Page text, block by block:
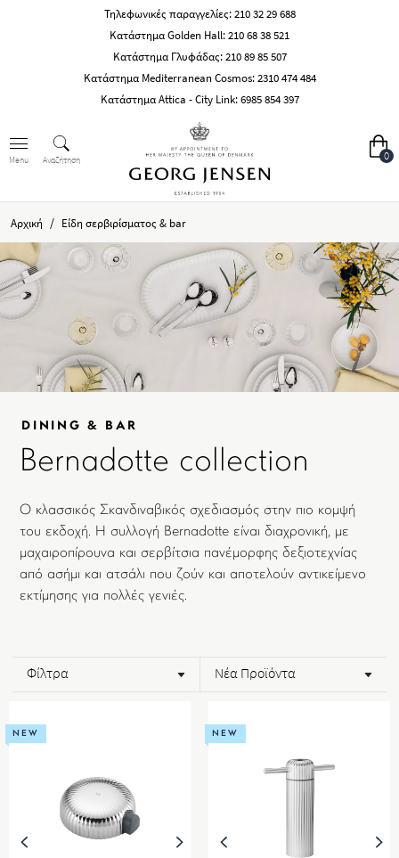
Τηλεφωνικές παραγγελίες:210 32 29 688
Κατάστημα Golden Hall:210 68 38 521
Κατάστημα Γλυφάδας:210 89 85 507
Κατάστημα Mediterranean Cosmos:2310 474 484
Κατάστημα Attica - City Link:6985 854 397
Menu Αναζήτηση 0
Αρχική / Είδη σερβιρίσματος & bar
DINING & BAR
Bernadotte collection
Ο κλασσικός Σκανδιναβικός σχεδιασμός στην πιο κομψή
του εκδοχή. Η συλλογή Bernadotte είναι διαχρονική, με
μαχαιροπίρουνα και σερβίτσια πανέμορφης δεξιοτεχνίας
από ασήμι και ατσάλι που ζούν και αποτελούν αντικείμενο
εκτίμησης για πολλές γενιές.
Φίλτρα Νέα Προϊόντα
NEW NEW